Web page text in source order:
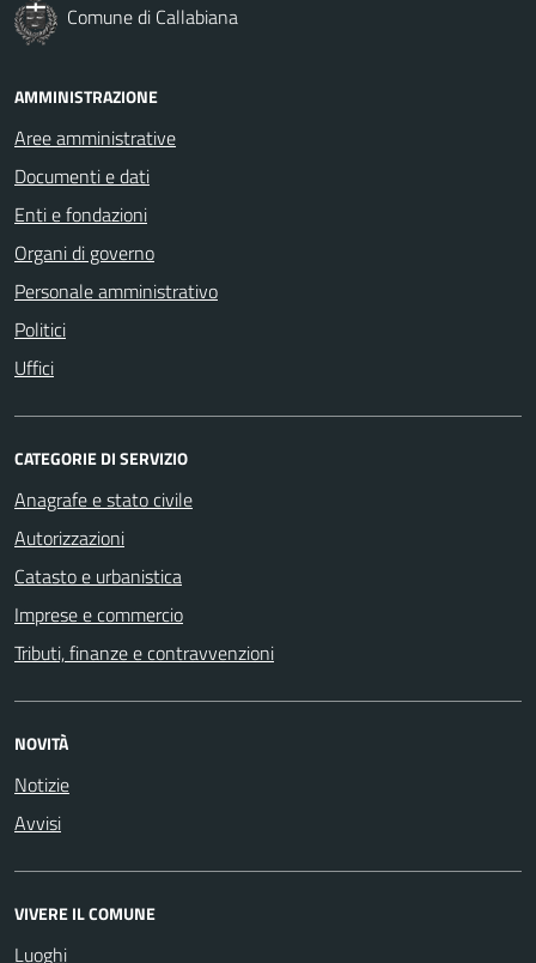
Comune di Callabiana
AMMINISTRAZIONE
Aree amministrative
Documenti e dati
Enti e fondazioni
Organi di governo
Personale amministrativo
Politici
Uffici
CATEGORIE DI SERVIZIO
Anagrafe e stato civile
Autorizzazioni
Catasto e urbanistica
Imprese e commercio
Tributi, finanze e contravvenzioni
NOVITÀ
Notizie
Avvisi
VIVERE IL COMUNE
Luoghi